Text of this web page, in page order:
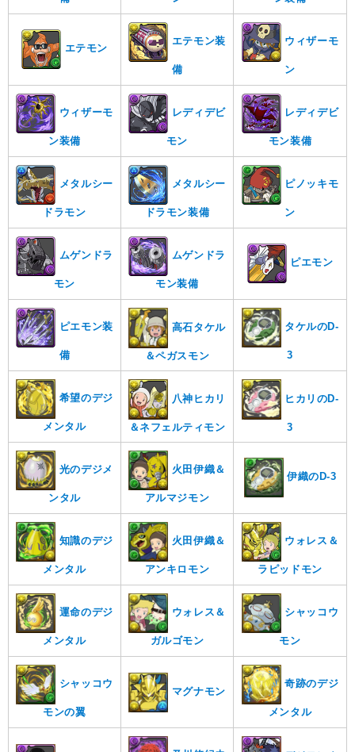
エテモン
エテモン装
備
ウィザーモ
ン
ウィザーモ
ン装備
レディデビ
モン
レディデビ
モン装備
メタルシー
ドラモン
メタルシー
ドラモン装備
ピノッキモ
ン
ムゲンドラ
モン
ムゲンドラ
モン装備
ピエモン
ピエモン装
備
高石タケル
＆ペガスモン
タケルのD-
3
希望のデジ
メンタル
八神ヒカリ
＆ネフェルティモン
ヒカリのD-
3
光のデジメ
ンタル
火田伊織＆
アルマジモン
伊織のD-3
知識のデジ
メンタル
火田伊織＆
アンキロモン
ウォレス＆
ラピッドモン
運命のデジ
メンタル
ウォレス＆
ガルゴモン
シャッコウ
モン
シャッコウ
モンの翼
マグナモン
奇跡のデジ
メンタル